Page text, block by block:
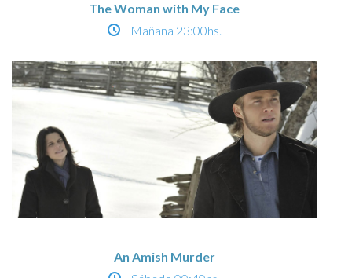
The Woman with My Face
Mañana 23:00hs.
An Amish Murder